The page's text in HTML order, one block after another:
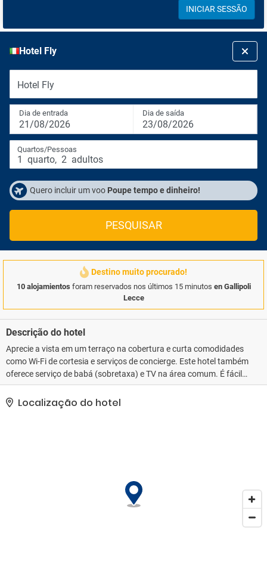
INICIAR SESSÃO
Hotel Fly
Hotel Fly
Dia de entrada
21/08/2026
Dia de saída
23/08/2026
Quartos/Pessoas
1 quarto, 2 adultos
Quero incluir um voo Poupe tempo e dinheiro!
PESQUISAR
Destino muito procurado!
10 alojamientos foram reservados nos últimos 15 minutos en Gallipoli
Lecce
Descrição do hotel
Aprecie a vista em um terraço na cobertura e curta comodidades
como Wi-Fi de cortesia e serviços de concierge. Este hotel também
oferece serviço de babá (sobretaxa) e TV na área comum. É fácil
chegar às atrações próximas à propriedade com o traslado local
(sobretaxa) que opera até 200 metros.. Esta propriedade recebeu
a classificação oficial por estrelas do the local rating authority.. As
Localização do hotel